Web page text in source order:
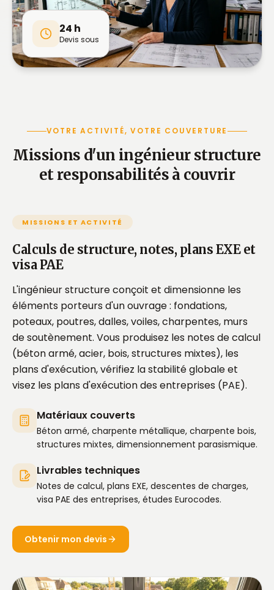
24 h
Devis sous
VOTRE ACTIVITÉ, VOTRE COUVERTURE
Missions d'un ingénieur structure
et responsabilités à couvrir
MISSIONS ET ACTIVITÉ
Calculs de structure, notes, plans EXE et
visa PAE
L'ingénieur structure conçoit et dimensionne les
éléments porteurs d'un ouvrage : fondations,
poteaux, poutres, dalles, voiles, charpentes, murs
de soutènement. Vous produisez les notes de calcul
(béton armé, acier, bois, structures mixtes), les
plans d'exécution, vérifiez la stabilité globale et
visez les plans d'exécution des entreprises (PAE).
Matériaux couverts
Béton armé, charpente métallique, charpente bois,
structures mixtes, dimensionnement parasismique.
Livrables techniques
Notes de calcul, plans EXE, descentes de charges,
visa PAE des entreprises, études Eurocodes.
Obtenir mon devis